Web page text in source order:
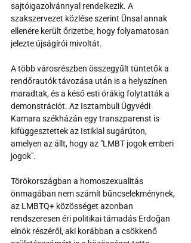
sajtóigazolvánnyal rendelkezik. A
szakszervezet közlése szerint Ünsal annak
ellenére került őrizetbe, hogy folyamatosan
jelezte újságírói mivoltát.
A több városrészben összegyűlt tüntetők a
rendőrautók távozása után is a helyszínen
maradtak, és a késő esti órákig folytatták a
demonstrációt. Az Isztambuli Ügyvédi
Kamara székházán egy transzparenst is
kifüggesztettek az Istiklal sugárúton,
amelyen az állt, hogy az "LMBT jogok emberi
jogok".
Törökországban a homoszexualitás
önmagában nem számít bűncselekménynek,
az LMBTQ+ közösséget azonban
rendszeresen éri politikai támadás Erdoğan
elnök részéről, aki korábban a csökkenő